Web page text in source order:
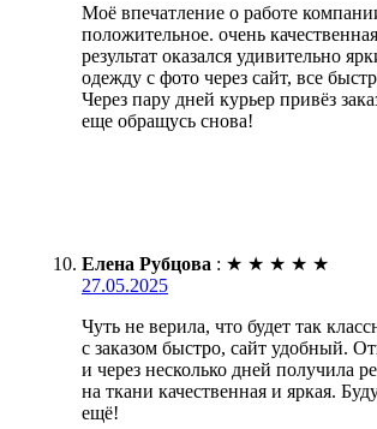
Моё впечатление о работе
положительное. очень
результат оказался удивительно
одежду с фото через сайт, все
Через пару дней курьер привёз
еще обращусь снова!
Елена Рубцова : ★ ★ ★ ★ ★
27.05.2025
Чуть не верила, что будет так
с заказом быстро, сайт удобный.
и через несколько дней получила
на ткани качественная и яркая.
ещё!